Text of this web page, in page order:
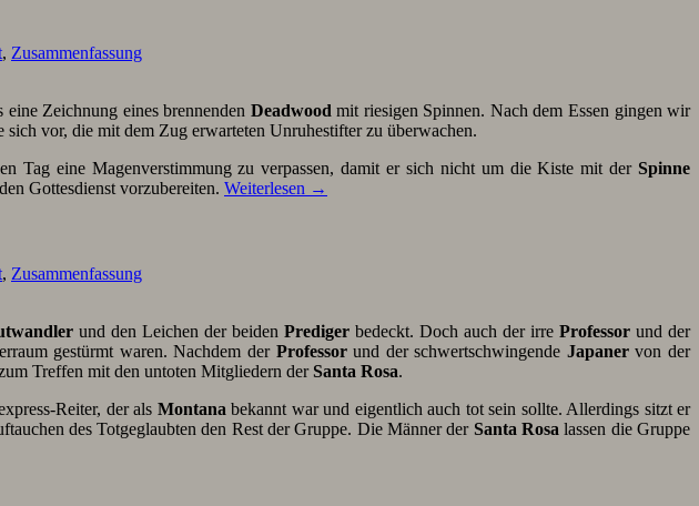
, Zusammenfassung
Zeichnung eines brennenden Deadwood mit riesigen Spinnen. Nach dem Essen gingen wir
sich vor, die mit dem Zug erwarteten Unruhestifter zu überwachen.
Tag eine Magenverstimmung zu verpassen, damit er sich nicht um die Kiste mit derSpinne
Gottesdienst vorzubereiten. Weiterlesen →
, Zusammenfassung
und den Leichen der beiden Prediger bedeckt. Doch auch der irre Professor und der
gestürmt waren. Nachdem der Professorund der schwertschwingende Japanervon der
Treffen mit den untoten Mitgliedern derSanta Rosa.
Reiter, der als Montana bekannt war und eigentlich auch tot sein sollte. Allerdings sitzt er
des Totgeglaubten den Rest der Gruppe. Die Männer der Santa Rosa lassen die Gruppe